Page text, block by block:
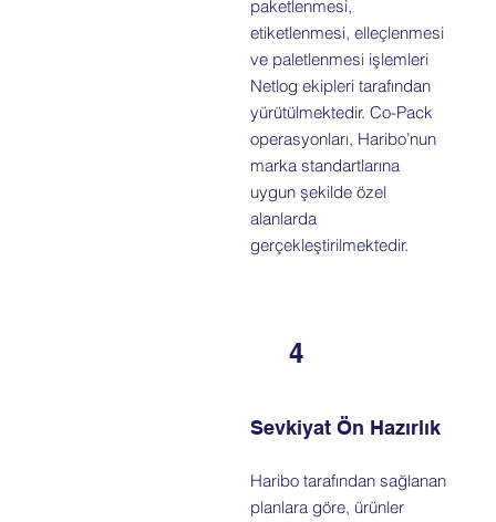
paketlenmesi,
etiketlenmesi, elleçlenmesi
ve paletlenmesi işlemleri
Netlog ekipleri tarafından
yürütülmektedir. Co-Pack
operasyonları, Haribo’nun
marka standartlarına
uygun şekilde özel
alanlarda
gerçekleştirilmektedir.
4
Sevkiyat Ön Hazırlık
Haribo tarafından sağlanan
planlara göre, ürünler